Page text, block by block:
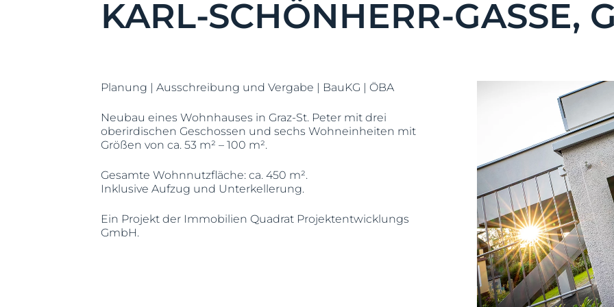
KARL-SCHÖNHERR-GASSE,
Planung | Ausschreibung und Vergabe | BauKG | ÖBA
Neubau eines Wohnhauses in Graz-St. Peter mit drei
oberirdischen Geschossen und sechs Wohneinheiten mit
Größen von ca. 53 m² – 100 m².
Gesamte Wohnnutzfläche: ca. 450 m².
Inklusive Aufzug und Unterkellerung.
Ein Projekt der Immobilien Quadrat Projektentwicklungs
GmbH.